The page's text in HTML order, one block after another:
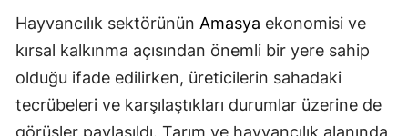
Hayvancılık sektörünün Amasya ekonomisi ve
kırsal kalkınma açısından önemli bir yere sahip
olduğu ifade edilirken, üreticilerin sahadaki
tecrübeleri ve karşılaştıkları durumlar üzerine de
görüşler paylaşıldı. Tarım ve hayvancılık alanında